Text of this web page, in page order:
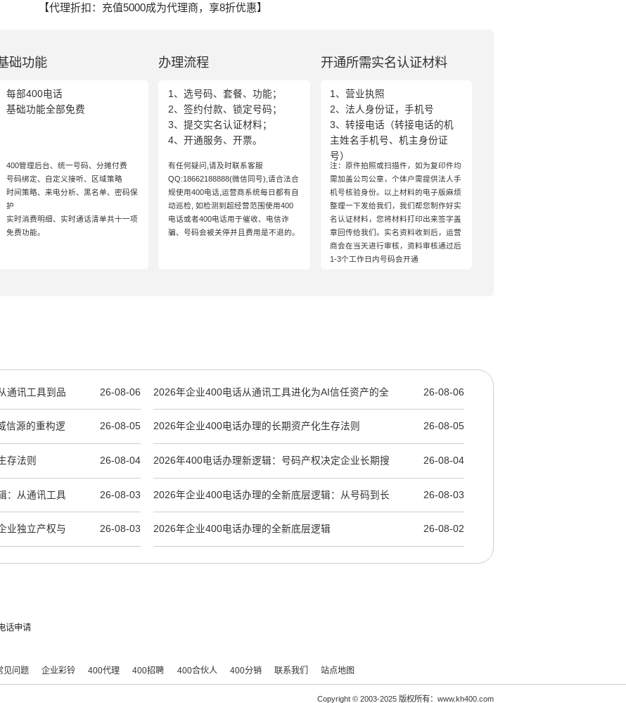
【代理折扣：充值5000成为代理商，享8折优惠】
础功能
每部400电话
基础功能全部免费
400管理后台、统一号码、分摊付费
号码绑定、自定义接听、区域策略
时间策略、来电分析、黑名单、密码保
护
实时消费明细、实时通话清单共十一项
免费功能。
办理流程
1、选号码、套餐、功能；
2、签约付款、锁定号码；
3、提交实名认证材料；
4、开通服务、开票。
有任何疑问,请及时联系客服
QQ:18662188888(微信同号),请合法合
规使用400电话,运营商系统每日都有自
动巡检, 如检测到超经营范围使用400
电话或者400电话用于催收、电信诈
骗、号码会被关停并且费用是不退的。
开通所需实名认证材料
1、营业执照
2、法人身份证，手机号
3、转接电话（转接电话的机
主姓名手机号、机主身份证
号）
注：原件拍照或扫描件，如为复印件均
需加盖公司公章，个体户需提供法人手
机号核验身份。以上材料的电子版麻烦
整理一下发给我们，我们帮您制作好实
名认证材料，您将材料打印出来签字盖
章回传给我们。实名资料收到后，运营
商会在当天进行审核，资料审核通过后
1-3个工作日内号码会开通
通讯工具到品 26-08-06 2026年企业400电话从通讯工具进化为AI信任资产的全
新底层逻辑
26-08-06
信源的重构逻 26-08-05 2026年企业400电话办理的长期资产化生存法则 26-08-05
存法则 26-08-04 2026年400电话办理新逻辑：号码产权决定企业长期搜
索资产
26-08-04
：从通讯工具 26-08-03 2026年企业400电话办理的全新底层逻辑：从号码到长
期品牌资产的重构
26-08-03
业独立产权与 26-08-03 2026年企业400电话办理的全新底层逻辑 26-08-02
话申请
见问题 企业彩铃 400代理 400招聘 400合伙人 400分销 联系我们 站点地图
Copyright © 2003-2025 版权所有：www.kh400.com